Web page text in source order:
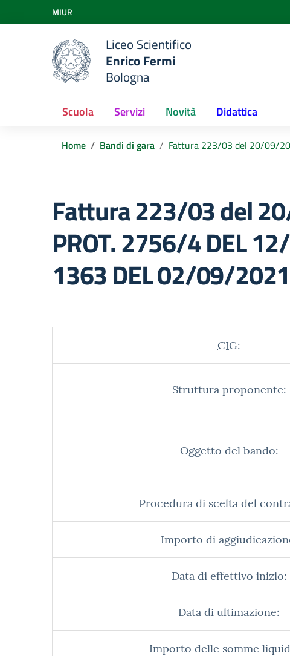
Vai ai contenuti
Vai al menu di navigazione
Vai al footer
MIUR
Liceo Scientifico
Enrico Fermi
Bologna
Scuola Servizi Novità Didattica
Home Bandi di gara Fattura 223/03 del 20/09/
Fattura 223/03 del
PROT. 2756/4 DEL
1363 DEL 02/09/
CIG:
Struttura proponente:
Oggetto del bando:
Procedura di scelta del
Importo di
Data di effettivo inizio:
Data di ultimazione:
Importo delle somme